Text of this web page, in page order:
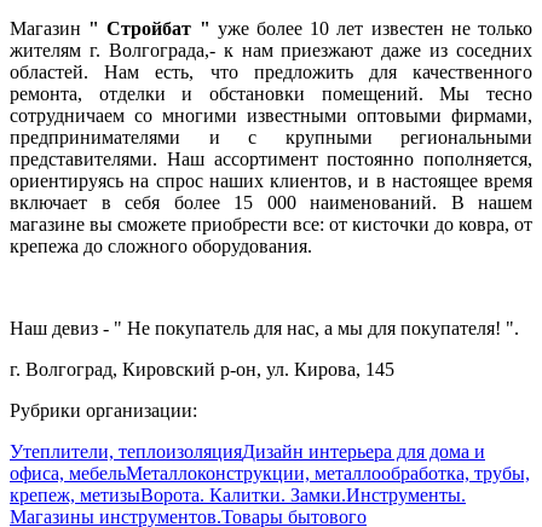
Магазин " Стройбат " уже более 10 лет известен не только
жителям г. Волгограда,- к нам приезжают даже из соседних
областей. Нам есть, что предложить для качественного
ремонта, отделки и обстановки помещений. Мы тесно
сотрудничаем со многими известными оптовыми фирмами,
предпринимателями и с крупными региональными
представителями. Наш ассортимент постоянно пополняется,
ориентируясь на спрос наших клиентов, и в настоящее время
включает в себя более 15 000 наименований. В нашем
магазине вы сможете приобрести все: от кисточки до ковра, от
крепежа до сложного оборудования.
Наш девиз - " Не покупатель для нас, а мы для покупателя! ".
г. Волгоград, Кировский р-он, ул. Кирова, 145
Рубрики организации:
Утеплители, теплоизоляцияДизайн интерьера для дома и
офиса, мебельМеталлоконструкции, металлообработка, трубы,
крепеж, метизыВорота. Калитки. Замки.Инструменты.
Магазины инструментов.Товары бытового